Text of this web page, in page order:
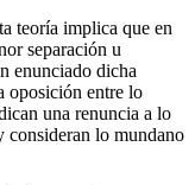
teoría implica que en
separación u
enunciado dicha
oposición entre lo
una renuncia a lo
consideran lo mundano